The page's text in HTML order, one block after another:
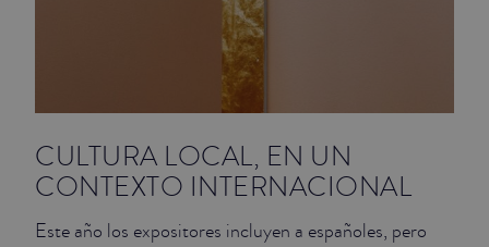
CULTURA LOCAL, EN UN
CONTEXTO INTERNACIONAL
Este año los expositores incluyen a españoles, pero